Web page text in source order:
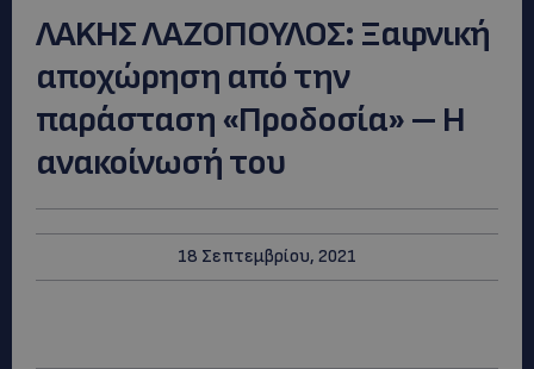
ΛAKHΣ ΛΑΖΟΠΟΥΛΟΣ: Ξαφνική
αποχώρηση από την
παράσταση «Προδοσία» – Η
ανακοίνωσή του
18 Σεπτεμβρίου, 2021